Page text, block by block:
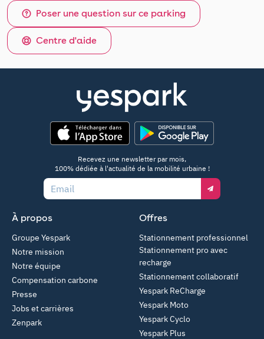
Poser une question sur ce parking
Centre d'aide
Recevez une newsletter par mois,
100% dédiée à l'actualité de la mobilité urbaine !
À propos
Groupe Yespark
Notre mission
Notre équipe
Compensation carbone
Presse
Jobs et carrières
Zenpark
Offres
Stationnement professionnel
Stationnement pro avec
recharge
Stationnement collaboratif
Yespark ReCharge
Yespark Moto
Yespark Cyclo
Yespark Plus